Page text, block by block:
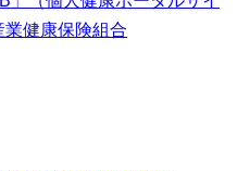
業健康保険組合